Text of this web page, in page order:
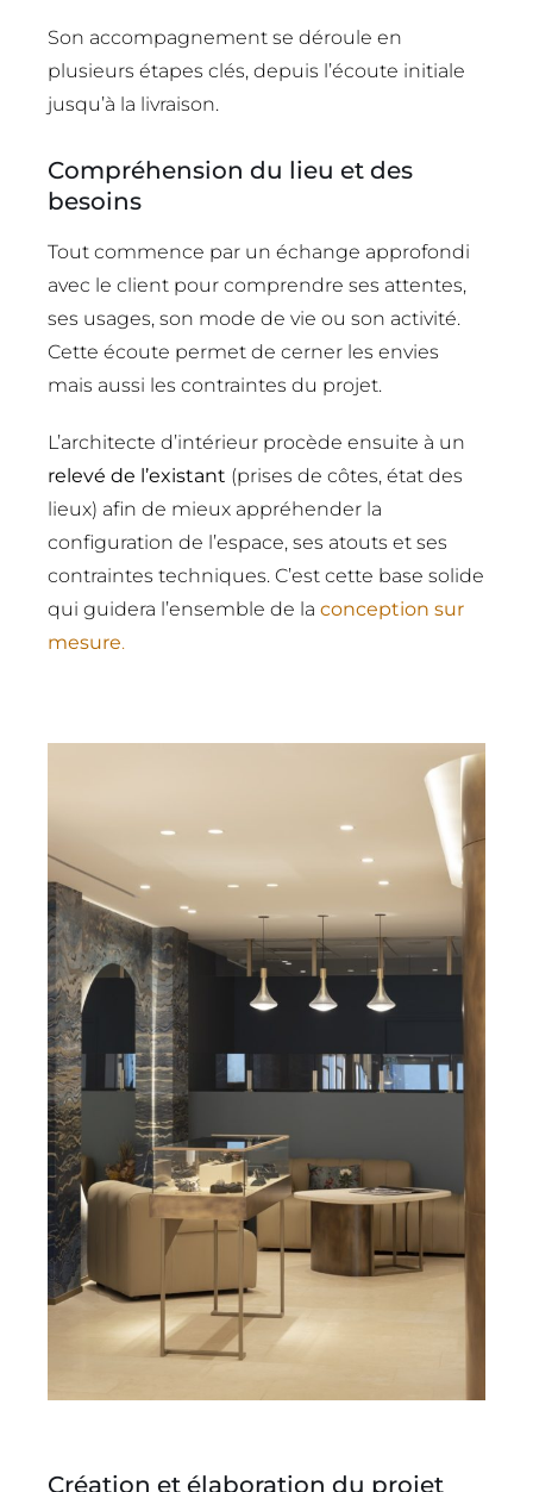
Son accompagnement se déroule en
plusieurs étapes clés, depuis l’écoute initiale
jusqu’à la livraison.
Compréhension du lieu et des
besoins
Tout commence par un échange approfondi
avec le client pour comprendre ses attentes,
ses usages, son mode de vie ou son activité.
Cette écoute permet de cerner les envies
mais aussi les contraintes du projet.
L’architecte d’intérieur procède ensuite à un
relevé de l’existant (prises de côtes, état des
lieux) afin de mieux appréhender la
configuration de l’espace, ses atouts et ses
contraintes techniques. C’est cette base solide
qui guidera l’ensemble de la conception sur
mesure.
Création et élaboration du projet